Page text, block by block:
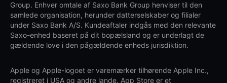
Group. Enhver omtale af Saxo Bank Group henviser til den
samlede organisation, herunder datterselskaber og filialer
under Saxo Bank A/S. Kundeaftaler indgås med den relevante
Saxo-enhed baseret på dit bopælsland og er underlagt de
gældende love i den pågældende enheds jurisdiktion.
Apple og Apple-logoet er varemærker tilhørende Apple Inc.,
registreret i USA og andre lande. App Store er et